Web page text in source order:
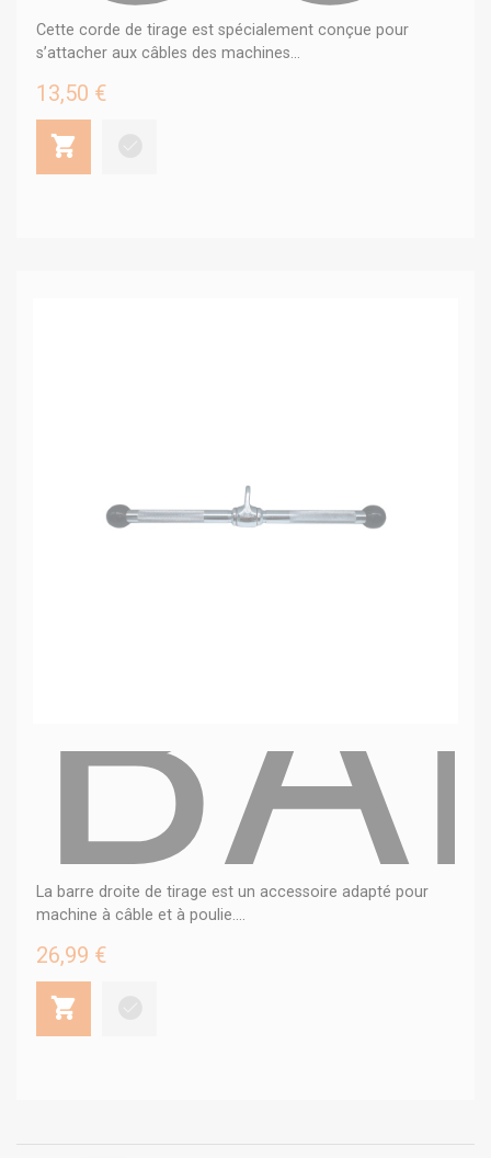
Cette corde de tirage est spécialement conçue pour
s’attacher aux câbles des machines...
13,50 €
La barre droite de tirage est un accessoire adapté pour
machine à câble et à poulie....
26,99 €